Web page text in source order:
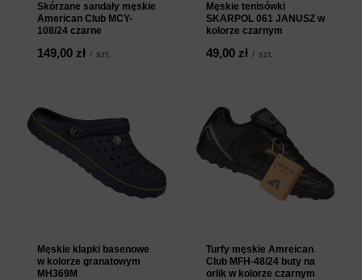
Skórzane sandały męskie
American Club MCY-
108/24 czarne
149,00 zł / szt.
Męskie tenisówki
SKARPOL 061 JANUSZ w
kolorze czarnym
49,00 zł / szt.
Męskie klapki basenowe
w kolorze granatowym
MH369M
Turfy męskie Amreican
Club MFH-48/24 buty na
orlik w kolorze czarnym